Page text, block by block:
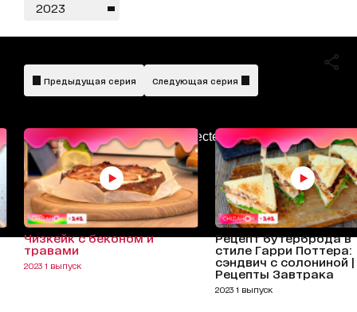
2023
AdBlockDetected!
Предыдущая серия Следующая серия
Чизкейк с беконом и
травами
2023 1 выпуск
Рецепт бутерброда в
стиле Гарри Поттера:
сэндвич с солониной |
Рецепты Завтрака
2023 1 выпуск